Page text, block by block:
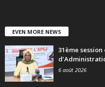
EVEN MORE NEWS
31ème
6 août 2026